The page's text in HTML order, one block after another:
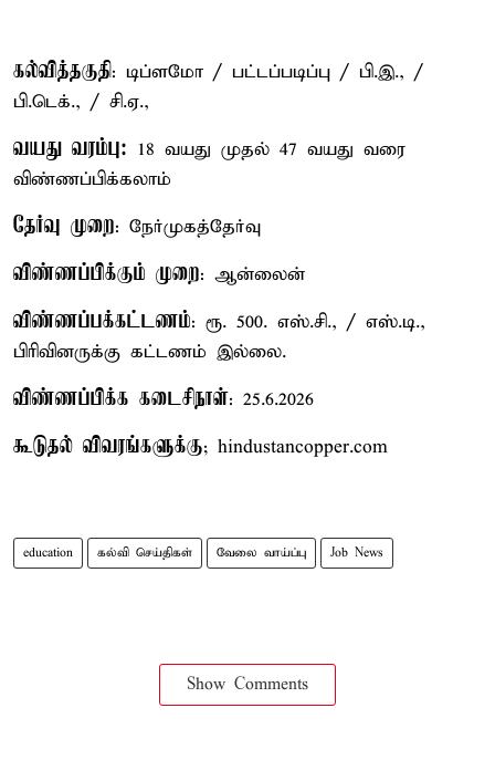
கல்வித்தகுதி: டிப்ளமோ / பட்டப்படிப்பு / பி.இ., /
பி.டெக்., / சி.ஏ.,
வயது வரம்பு: 18 வயது முதல் 47 வயது வரை
விண்ணப்பிக்கலாம்
தேர்வு முறை: நேர்முகத்தேர்வு
விண்ணப்பிக்கும் முறை: ஆன்லைன்
விண்ணப்பக்கட்டணம்: ரூ. 500. எஸ்.சி., / எஸ்.டி.,
பிரிவினருக்கு கட்டணம் இல்லை.
விண்ணப்பிக்க கடைசிநாள்: 25.6.2026
கூடுதல் விவரங்களுக்கு; hindustancopper.com
education கல்வி செய்திகள் வேலை வாய்ப்பு Job News
Show Comments